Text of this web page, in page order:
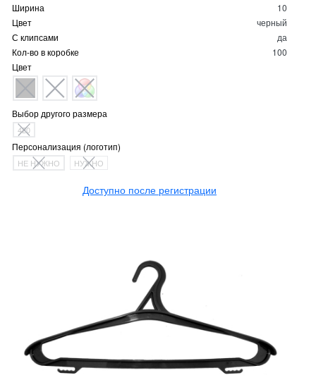
Ширина
10
Цвет
черный
С клипсами
да
Кол-во в коробке
100
Цвет
Выбор другого размера
420
Персонализация (логотип)
НЕ НУЖНО НУЖНО
Доступно после регистрации